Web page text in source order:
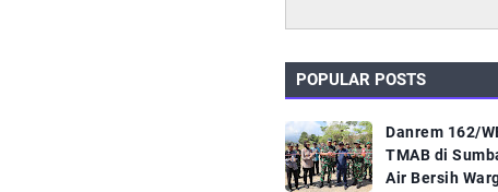
POPULAR POSTS
Danrem 162/
TMAB di
Air Bersih